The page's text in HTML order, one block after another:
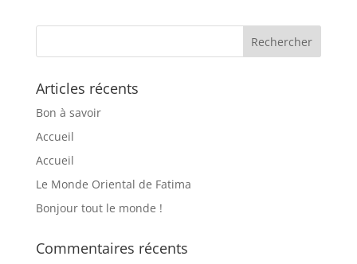
Articles récents
Bon à savoir
Accueil
Accueil
Le Monde Oriental de Fatima
Bonjour tout le monde !
Commentaires récents